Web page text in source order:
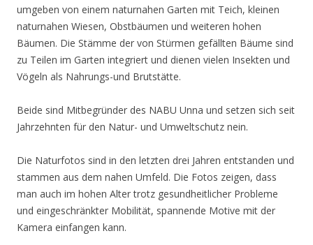
umgeben von einem naturnahen Garten mit Teich, kleinen
naturnahen Wiesen, Obstbäumen und weiteren hohen
Bäumen. Die Stämme der von Stürmen gefällten Bäume sind
zu Teilen im Garten integriert und dienen vielen Insekten und
Vögeln als Nahrungs-und Brutstätte.
Beide sind Mitbegründer des NABU Unna und setzen sich seit
Jahrzehnten für den Natur- und Umweltschutz nein.
Die Naturfotos sind in den letzten drei Jahren entstanden und
stammen aus dem nahen Umfeld. Die Fotos zeigen, dass
man auch im hohen Alter trotz gesundheitlicher Probleme
und eingeschränkter Mobilität, spannende Motive mit der
Kamera einfangen kann.